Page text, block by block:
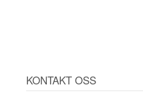
KONTAKT OSS